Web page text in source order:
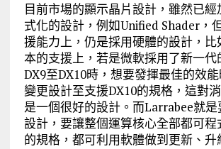
目前市場的顯示晶片設計，雖然已經
式化的設計，例如Unified Shader，
援能力上，仍是採用硬體的設計，
本的支援上，若是微軟採用了新一代
DX9至DX10時，想要發揮最佳的效
變更設計至支援DX10的規格，這對
是一個很好的設計。而Larrabee就
設計，要讓整個運算核心全部都可程
的規格，都可利用軟體做到更新、升